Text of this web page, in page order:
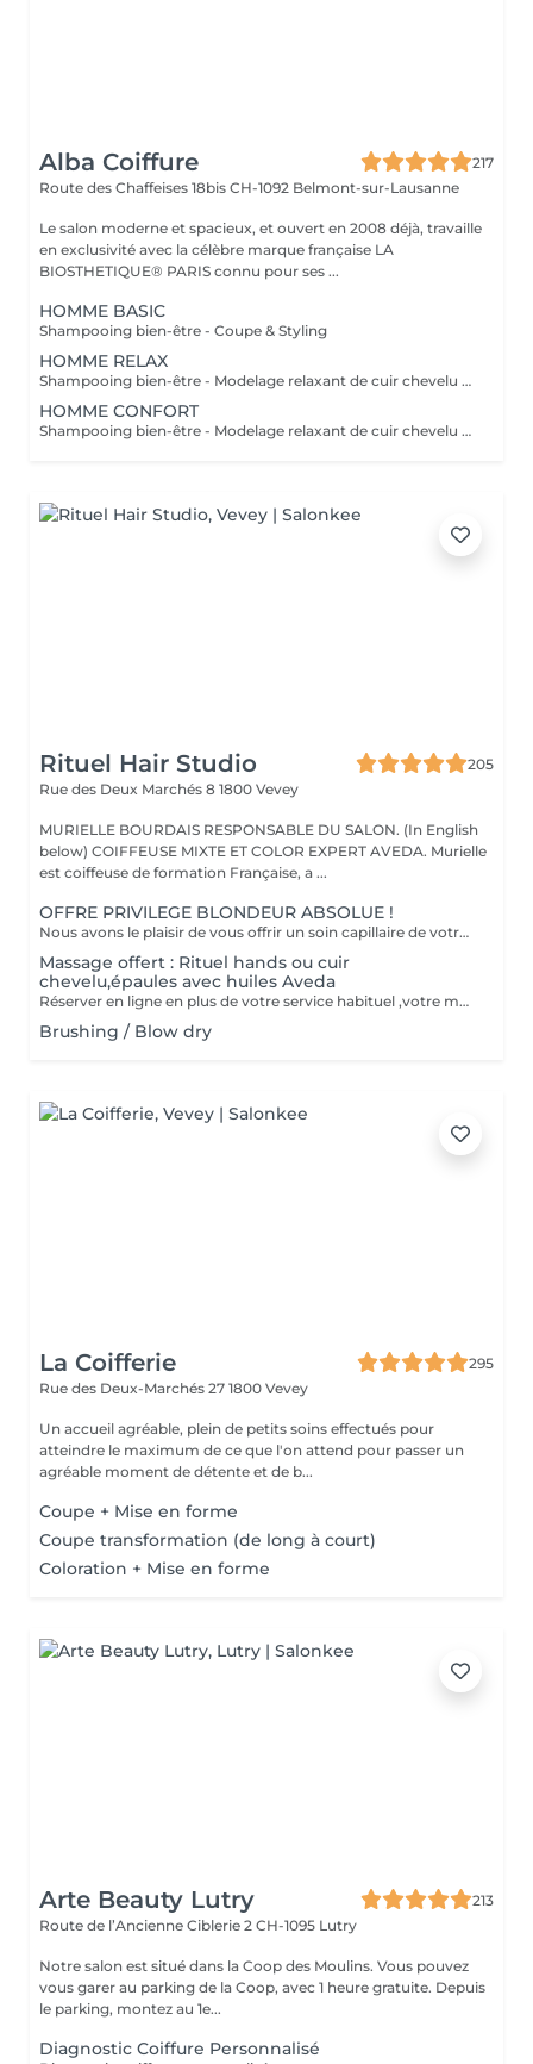
Alba Coiffure
217
Route des Chaffeises 18bis CH-1092 Belmont-sur-Lausanne
Le salon moderne et spacieux, et ouvert en 2008 déjà, travaille
en exclusivité avec la célèbre marque française LA
BIOSTHETIQUE® PARIS connu pour ses ...
HOMME BASIC
Shampooing bien-être - Coupe & Styling
HOMME RELAX
Shampooing bien-être - Modelage relaxant de cuir chevelu - Coupe - Styling
HOMME CONFORT
Shampooing bien-être - Modelage relaxant de cuir chevelu - Coupe - Styling - Soin liftant contour des yeux
Rituel Hair Studio
205
Rue des Deux Marchés 8 1800 Vevey
MURIELLE BOURDAIS RESPONSABLE DU SALON. (In English
below) COIFFEUSE MIXTE ET COLOR EXPERT AVEDA. Murielle
est coiffeuse de formation Française, a ...
OFFRE PRIVILEGE BLONDEUR ABSOLUE !
Nous avons le plaisir de vous offrir un soin capillaire de votre choix, incluant le massage Rituel Spa avec Rozenn jusqu'au 14 aout 2026, réserver vos mèches, balayage ou contouring en ligne ou par téléphone en cliquant sur Offre Privilège. Le gloss n'est pas inclus dans l'offre privilège. We have the pleasure to offer you a hair treatment and massage Rituel Spa with Rozenn until the14 of August, BOOK ONLINE PRIVILEGE OFFER your countouring ,hilight or balayage with Rozenn, the cut and blow dry included . The gloss or toning is not included in the offer.
Massage offert : Rituel hands ou cuir
chevelu,épaules avec huiles Aveda
Réserver en ligne en plus de votre service habituel ,votre massage au choix.( les mains ou votre cuir chevelu épaules avec une expérience olfactive de nos flagrances Aveda .
Brushing / Blow dry
La Coifferie
295
Rue des Deux-Marchés 27 1800 Vevey
Un accueil agréable, plein de petits soins effectués pour
atteindre le maximum de ce que l'on attend pour passer un
agréable moment de détente et de b...
Coupe + Mise en forme
Coupe transformation (de long à court)
Coloration + Mise en forme
Arte Beauty Lutry
213
Route de l’Ancienne Ciblerie 2 CH-1095 Lutry
Notre salon est situé dans la Coop des Moulins. Vous pouvez
vous garer au parking de la Coop, avec 1 heure gratuite. Depuis
le parking, montez au 1e...
Diagnostic Coiffure Personnalisé